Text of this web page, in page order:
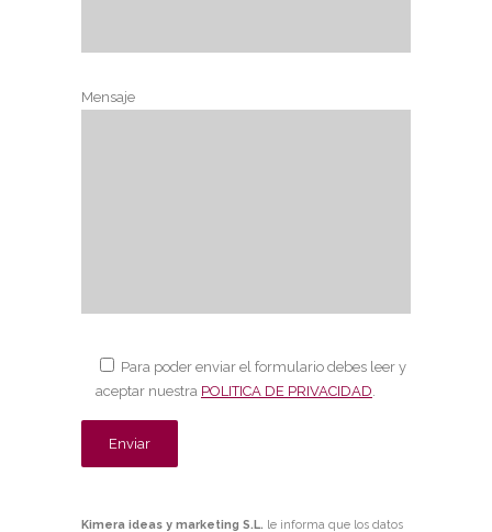
Mensaje
Para poder enviar el formulario debes leer y
aceptar nuestra POLITICA DE PRIVACIDAD
Kimera ideas y marketing S.L. le informa que los datos